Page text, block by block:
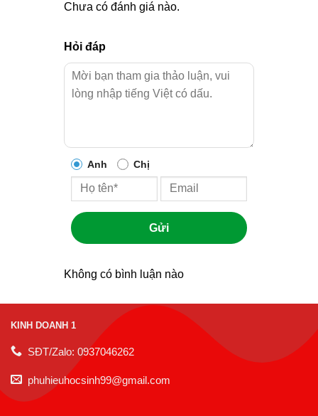
Chưa có đánh giá nào.
Hỏi đáp
Anh Chị
Gửi
Không có bình luận nào
KINH DOANH 1
SĐT/Zalo: 0937046262
phuhieuhocsinh99@gmail.com